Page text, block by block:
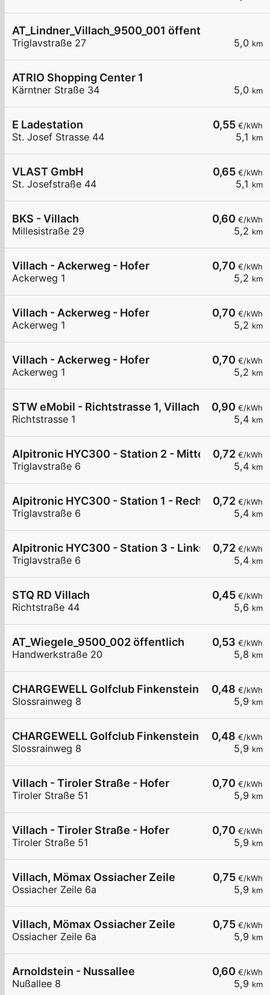
5,0 km
AT_Lindner_Villach_9500_001 öffentlich
Triglavstraße 27
5,0 km
ATRIO Shopping Center 1
Kärntner Straße 34
0,55 €/kWh
5,1 km
E Ladestation
St. Josef Strasse 44
0,65 €/kWh
5,1 km
VLAST GmbH
St. Josefstraße 44
0,60 €/kWh
5,2 km
BKS - Villach
Millesistraße 29
0,70 €/kWh
5,2 km
Villach - Ackerweg - Hofer
Ackerweg 1
0,70 €/kWh
5,2 km
Villach - Ackerweg - Hofer
Ackerweg 1
0,70 €/kWh
5,2 km
Villach - Ackerweg - Hofer
Ackerweg 1
0,90 €/kWh
5,4 km
STW eMobil - Richtstrasse 1, Villach
Richtstrasse 1
0,72 €/kWh
5,4 km
Alpitronic HYC300 - Station 2 - Mitte
Triglavstraße 6
0,72 €/kWh
5,4 km
Alpitronic HYC300 - Station 1 - Rechts
Triglavstraße 6
0,72 €/kWh
5,4 km
Alpitronic HYC300 - Station 3 - Links
Triglavstraße 6
0,45 €/kWh
5,6 km
STQ RD Villach
Richtstraße 44
0,53 €/kWh
5,8 km
AT_Wiegele_9500_002 öffentlich
Handwerkstraße 20
0,48 €/kWh
5,9 km
CHARGEWELL Golfclub Finkenstein 1
Slossrainweg 8
0,48 €/kWh
5,9 km
CHARGEWELL Golfclub Finkenstein 2
Slossrainweg 8
0,70 €/kWh
5,9 km
Villach - Tiroler Straße - Hofer
Tiroler Straße 51
0,70 €/kWh
5,9 km
Villach - Tiroler Straße - Hofer
Tiroler Straße 51
0,75 €/kWh
5,9 km
Villach, Mömax Ossiacher Zeile
Ossiacher Zeile 6a
0,75 €/kWh
5,9 km
Villach, Mömax Ossiacher Zeile
Ossiacher Zeile 6a
0,60 €/kWh
5,9 km
Arnoldstein - Nussallee
Nußallee 8